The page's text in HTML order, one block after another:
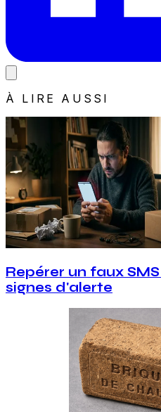
À LIRE AUSSI
Repérer un faux
signes d'alerte